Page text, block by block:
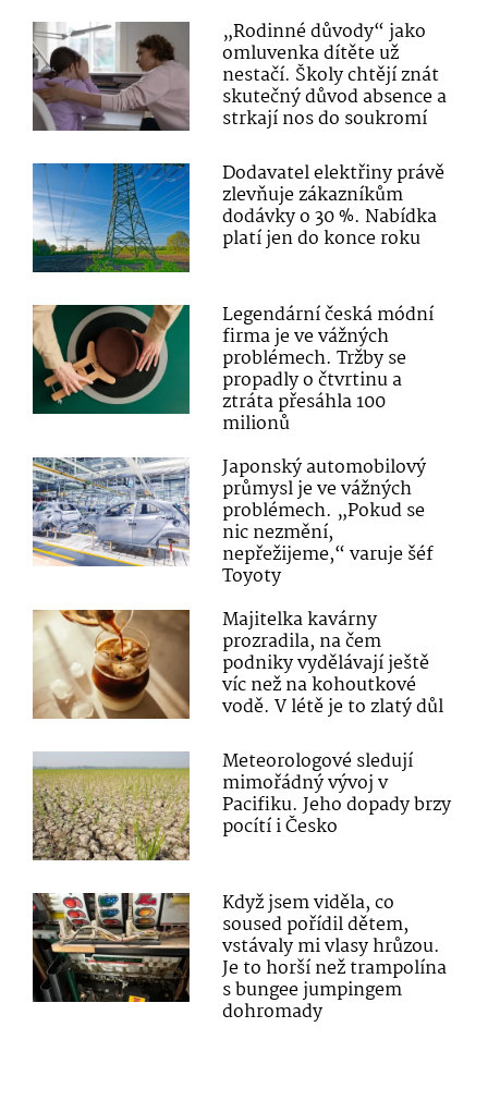
„Rodinné důvody“ jako
omluvenka dítěte už
nestačí. Školy chtějí znát
skutečný důvod absence a
strkají nos do soukromí
Dodavatel elektřiny právě
zlevňuje zákazníkům
dodávky o 30 %. Nabídka
platí jen do konce roku
Legendární česká módní
firma je ve vážných
problémech. Tržby se
propadly o čtvrtinu a
ztráta přesáhla 100
milionů
Japonský automobilový
průmysl je ve vážných
problémech. „Pokud se
nic nezmění,
nepřežijeme,“ varuje šéf
Toyoty
Majitelka kavárny
prozradila, na čem
podniky vydělávají ještě
víc než na kohoutkové
vodě. V létě je to zlatý důl
Meteorologové sledují
mimořádný vývoj v
Pacifiku. Jeho dopady brzy
pocítí i Česko
Když jsem viděla, co
soused pořídil dětem,
vstávaly mi vlasy hrůzou.
Je to horší než trampolína
s bungee jumpingem
dohromady